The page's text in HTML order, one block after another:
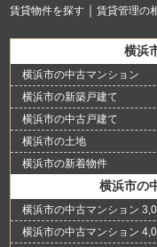
賃貸物件を探す 賃貸管理の
横浜
横浜市の中古マンション
横浜市の新築戸建て
横浜市の中古戸建て
横浜市の土地
横浜市の新着物件
横浜市の
横浜市の中古マンション
横浜市の中古マンション